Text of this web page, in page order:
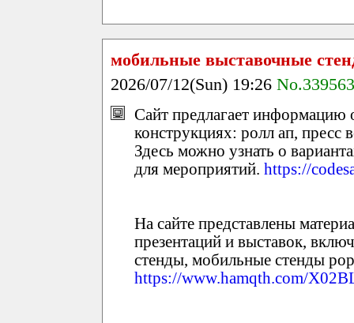
мобильные выставочные
2026/07/12(Sun) 19:26 No.339563
Сайт предлагает
конструкциях: ролл ап,
Здесь можно узнать о
для мероприятий. https://
На сайте представлены
презентаций и выставок,
стенды, мобильные стенды
https://www.hamqth.com/